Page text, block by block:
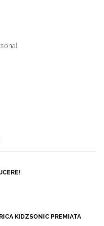
KIDZSONIC PREMIATA